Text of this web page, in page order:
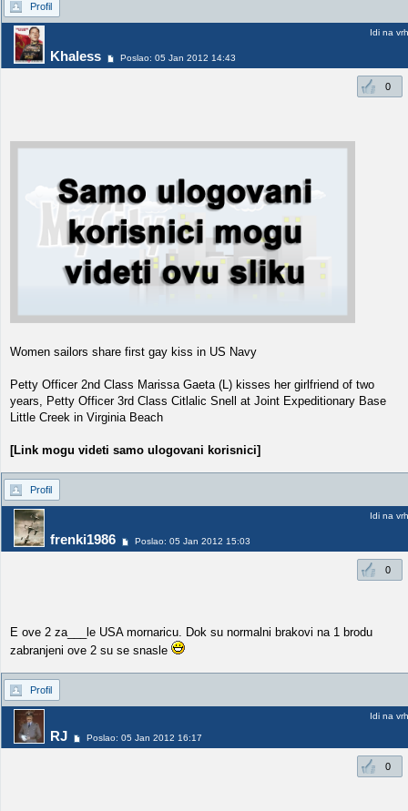
Profil
Khaless Poslao: 05 Jan 2012 14:43
Idi na vrh
0
Women sailors share first gay kiss in US Navy
Petty Officer 2nd Class Marissa Gaeta (L) kisses her girlfriend of two
years, Petty Officer 3rd Class Citlalic Snell at Joint Expeditionary Base
Little Creek in Virginia Beach
[Link mogu videti samo ulogovani korisnici]
Profil
frenki1986 Poslao: 05 Jan 2012 15:03
Idi na vrh
0
E ove 2 za___le USA mornaricu. Dok su normalni brakovi na 1 brodu
zabranjeni ove 2 su se snasle
Profil
RJ Poslao: 05 Jan 2012 16:17
Idi na vrh
0